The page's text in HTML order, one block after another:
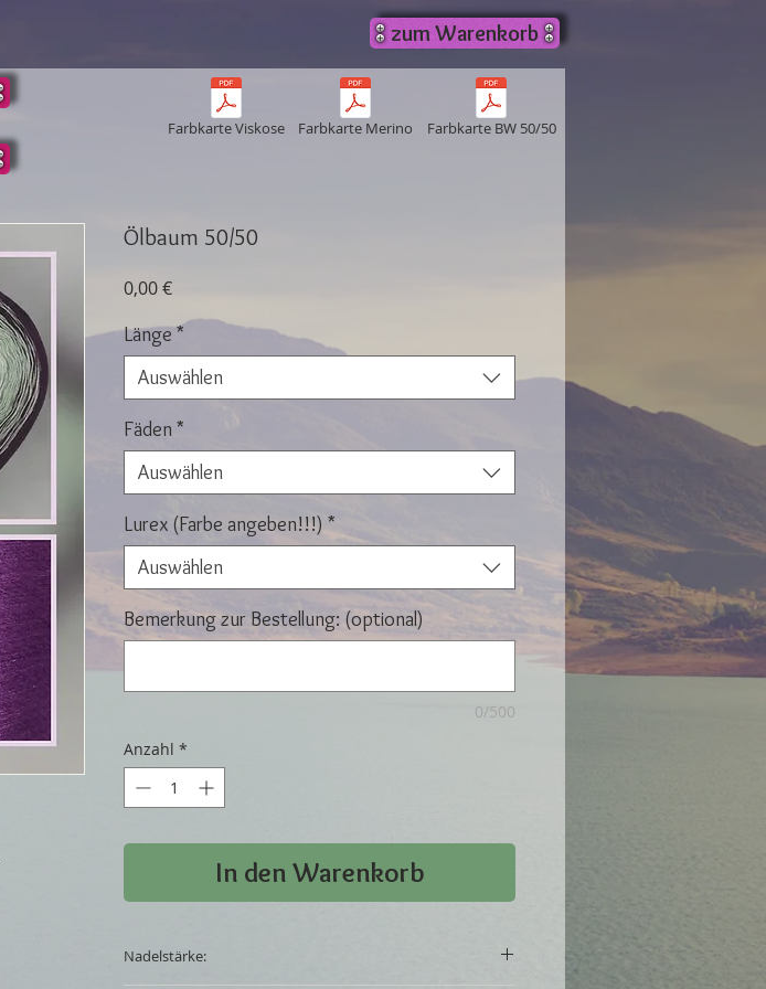
zum Warenkorb
Ölbaum 50/50
0,00 €Preis
Länge *
Auswählen
Fäden*
Auswählen
Lurex (Farbe angeben!!!) *
Auswählen
Bemerkung zur Bestellung: (optional)
0/500
Anzahl *
In den Warenkorb
Nadelstärke:
Farbkarte BW 50/50
Farbkarte Merino
Farbkarte Viskose